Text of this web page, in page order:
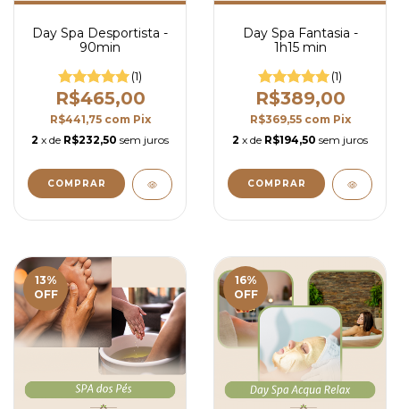
Day Spa Desportista -
90min
(1)
R$465,00
R$441,75 com Pix
2 x de R$232,50 sem juros
Day Spa Fantasia -
1h15 min
(1)
R$389,00
R$369,55 com Pix
2 x de R$194,50 sem juros
13%
OFF
16%
OFF